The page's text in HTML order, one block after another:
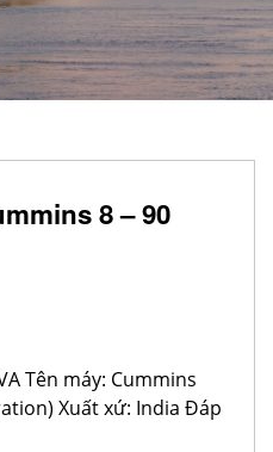
8 – 90
Tên máy: Cummins
Xuất xứ: India Đáp